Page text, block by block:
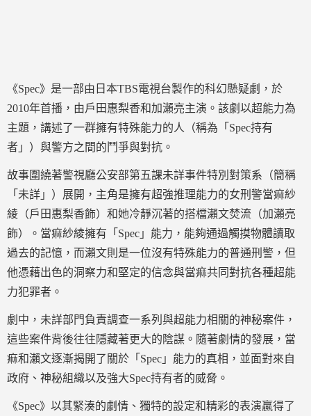
《Spec》是一部由日本TBS電視台製作的科幻懸疑劇，於
2010年首播，由戶田惠梨香和加瀨亮主演。該劇以超能力為
主題，講述了一群擁有特殊能力的人（稱為「Spec持有
者」）與警方之間的鬥爭與對抗。
故事圍繞著警視廳公安部第五課未詳事件特別對策系（簡稱
「未詳」）展開，主角是擁有超強推理能力的女刑警當痲紗
綾（戶田惠梨香飾）和她冷靜沉著的搭檔瀨文焚流（加瀨亮
飾）。當痲紗綾擁有「Spec」能力，能夠通過觸摸物體讀取
過去的記憶，而瀨文則是一位沒有特殊能力的普通刑警，但
他憑藉出色的洞察力和堅定的信念與當痲共同對抗各種超能
力犯罪者。
劇中，未詳部門負責調查一系列與超能力相關的神秘案件，
這些案件背後往往隱藏著更大的陰謀。隨著劇情的發展，當
痲和瀨文逐漸揭開了關於「Spec」能力的真相，並面對來自
政府、神秘組織以及強大Spec持有者的威脅。
《Spec》以其緊湊的劇情、獨特的設定和精彩的表演贏得了